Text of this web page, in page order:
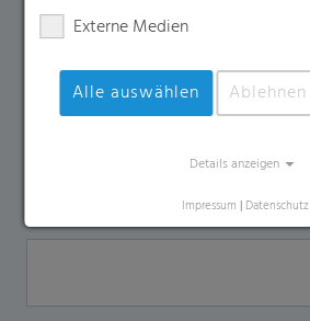
*
Firma Land*
Externe Medien
Alle auswählen Ablehnen
Details anzeigen
Impressum | Datenschutz